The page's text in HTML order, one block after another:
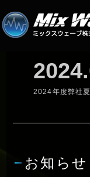
2024年度弊社
お知らせ